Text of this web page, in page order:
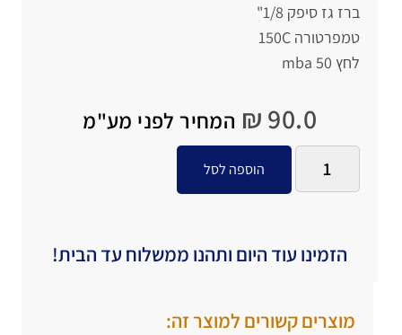
ברז גז סיפק 1/8"
טמפרטורה 150C
לחץ 50 mba
₪ 90.0 המחיר לפני מע"מ
הוספה לסל
הזמינו עוד היום ותהנו ממשלוח עד הבית!
מוצרים קשורים למוצר זה: